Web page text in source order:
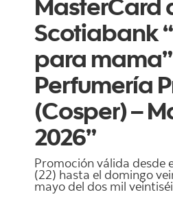
Scotiabank
para mama”
Perfumería
(Cosper) –
2026”
Promoción válida desde
(22) hasta el domingo
mayo del dos mil